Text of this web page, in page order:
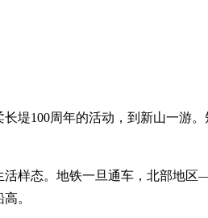
堤100周年的活动，到新山一游
活样态。地铁一旦通车，北部
。